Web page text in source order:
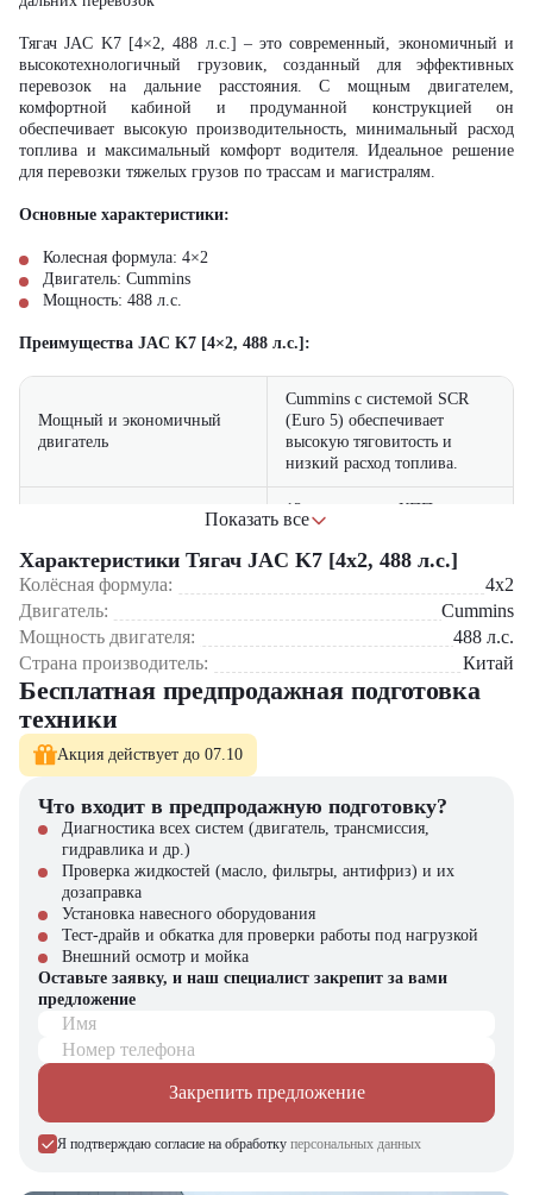
Тягач JAC K7 [4×2, 488 л.с.] – это современный, экономичный и
высокотехнологичный грузовик, созданный для эффективных
перевозок на дальние расстояния. С мощным двигателем,
комфортной кабиной и продуманной конструкцией он
обеспечивает высокую производительность, минимальный расход
топлива и максимальный комфорт водителя. Идеальное решение
для перевозки тяжелых грузов по трассам и магистралям.
Основные характеристики:
Колесная формула: 4×2
Двигатель: Cummins
Мощность: 488 л.с.
Преимущества JAC K7 [4×2, 488 л.с.]:
Мощный и экономичный
двигатель
Cummins с системой SCR
(Euro 5) обеспечивает
высокую тяговитость и
низкий расход топлива.
Надежная трансмиссия
12-ступенчатая КПП
гарантирует плавное
переключение и
эффективное использование
мощности.
Комфорт водителя
просторная кабина с
ортопедическим сиденьем,
климат-контролем и
современной
Простота обслуживания
узлам снижает затраты на
ТО.
Сфера применения:
Междугородных и международных грузоперевозок
Транспортировки контейнеров, тяжелых и габаритных грузов
Работы в составе автопарков транспортных компаний
Компания «ЦТО» – официальный дилер спецтехники –
предлагает новые тягачи JAC K7 [4×2, 488 л.с.] с гарантией и
полным сервисным сопровождением. У нас вы также найдете
широкий выбор спецтехники, вилочных погрузчиков, навесного
оборудования и запчастей. Обращайтесь – поможем подобрать
оптимальное решение для вашего бизнеса!
Показать все
Характеристики Тягач JAC K7 [4x2, 488 л.с.]
Колёсная формула:
4x2
Двигатель:
Cummins
Мощность двигателя:
488 л.с.
Страна производитель:
Китай
Бесплатная предпродажная подготовка
техники
Акция действует до 07.10
Что входит в предпродажную подготовку?
Диагностика всех систем (двигатель, трансмиссия,
гидравлика и др.)
Проверка жидкостей (масло, фильтры, антифриз) и их
дозаправка
Установка навесного оборудования
Тест-драйв и обкатка для проверки работы под нагрузкой
Внешний осмотр и мойка
Оставьте заявку, и наш специалист закрепит за вами
предложение
Имя
Номер телефона
Закрепить предложение
Я подтверждаю согласие на обработку персональных данных